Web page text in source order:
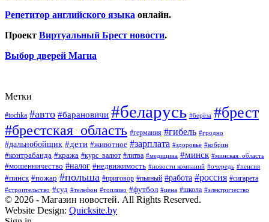
Репетитор английского языка онлайн.
Проект Виртуальный Брест новости.
Выбор дверей Магна
Метки
#tochka #авто #барановичи #беларусь #берёза #брест
#брестская_область #германия #гибель #гродно
#дальнобойщик #дети #животное #зарплата #здоровье #кобрин
#контрабанда #кража #курс_валют #литва #медицина #минск #минская_область
#мошенничество #налог #недвижимость #новости компаний #очередь #пенсия
#пинск #пожар #польша #приговор #пьяный #работа #россия #сигарета
#строительство #суд #телефон #топливо #футбол #цена #школа #электричество
© 2026 - Магазин новостей. All Rights Reserved.
Website Design: Quicksite.by